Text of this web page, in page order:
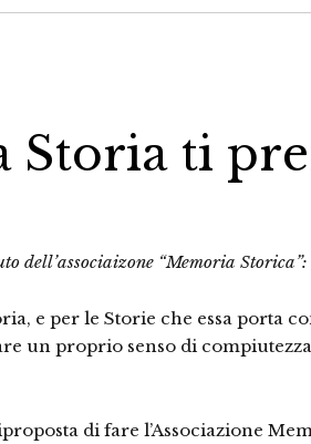
Storia ti
dell’associaizone “Memoria Storica”:
e per le Storie che essa porta
un proprio senso di
di fare l’Associazione